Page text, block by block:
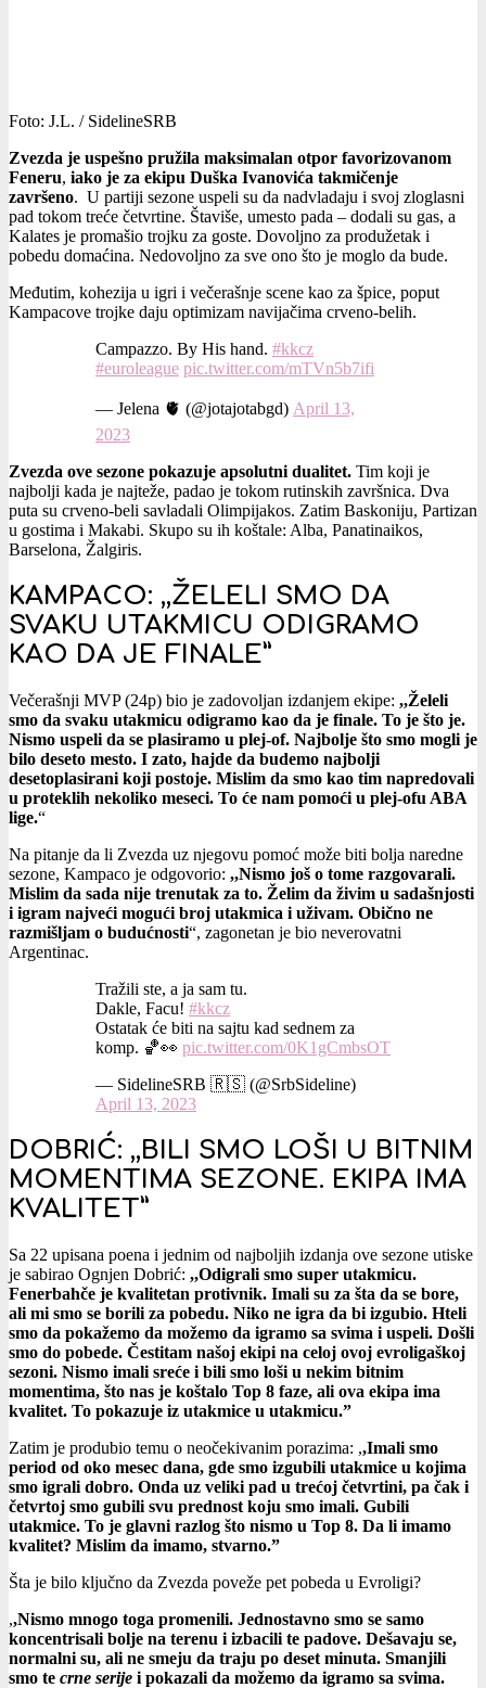
Foto: J.L. / SidelineSRB
Zvezda je uspešno pružila maksimalan otpor favorizovanom
Feneru, iako je za ekipu Duška Ivanovića takmičenje
završeno. U partiji sezone uspeli su da nadvladaju i svoj zloglasni
pad tokom treće četvrtine. Štaviše, umesto pada – dodali su gas, a
Kalates je promašio trojku za goste. Dovoljno za produžetak i
pobedu domaćina. Nedovoljno za sve ono što je moglo da bude.
Međutim, kohezija u igri i večerašnje scene kao za špice, poput
Kampacove trojke daju optimizam navijačima crveno-belih.
Campazzo. By His hand. #kkcz
#euroleague pic.twitter.com/mTVn5b7ifi
— Jelena 🫀 (@jotajotabgd) April 13,
2023
Zvezda ove sezone pokazuje apsolutni dualitet. Tim koji je
najbolji kada je najteže, padao je tokom rutinskih završnica. Dva
puta su crveno-beli savladali Olimpijakos. Zatim Baskoniju, Partizan
u gostima i Makabi. Skupo su ih koštale: Alba, Panatinaikos,
Barselona, Žalgiris.
KAMPACO: ,,ŽELELI SMO DA
SVAKU UTAKMICU ODIGRAMO
KAO DA JE FINALE”
Večerašnji MVP (24p) bio je zadovoljan izdanjem ekipe: ,,Želeli
smo da svaku utakmicu odigramo kao da je finale. To je što je.
Nismo uspeli da se plasiramo u plej-of. Najbolje što smo mogli je
bilo deseto mesto. I zato, hajde da budemo najbolji
desetoplasirani koji postoje. Mislim da smo kao tim napredovali
u proteklih nekoliko meseci. To će nam pomoći u plej-ofu ABA
lige.“
Na pitanje da li Zvezda uz njegovu pomoć može biti bolja naredne
sezone, Kampaco je odgovorio: ,,Nismo još o tome razgovarali.
Mislim da sada nije trenutak za to. Želim da živim u sadašnjosti
i igram najveći mogući broj utakmica i uživam. Obično ne
razmišljam o budućnosti“, zagonetan je bio neverovatni
Argentinac.
Tražili ste, a ja sam tu.
Dakle, Facu! #kkcz
Ostatak će biti na sajtu kad sednem za
komp. 🏀👀 pic.twitter.com/0K1gCmbsOT
— SidelineSRB 🇷🇸 (@SrbSideline)
April 13, 2023
DOBRIĆ: ,,BILI SMO LOŠI U BITNIM
MOMENTIMA SEZONE. EKIPA IMA
KVALITET”
Sa 22 upisana poena i jednim od najboljih izdanja ove sezone utiske
je sabirao Ognjen Dobrić: ,,Odigrali smo super utakmicu.
Fenerbahče je kvalitetan protivnik. Imali su za šta da se bore,
ali mi smo se borili za pobedu. Niko ne igra da bi izgubio. Hteli
smo da pokažemo da možemo da igramo sa svima i uspeli. Došli
smo do pobede. Čestitam našoj ekipi na celoj ovoj evroligaškoj
sezoni. Nismo imali sreće i bili smo loši u nekim bitnim
momentima, što nas je koštalo Top 8 faze, ali ova ekipa ima
kvalitet. To pokazuje iz utakmice u utakmicu.”
Zatim je produbio temu o neočekivanim porazima: ,,Imali smo
period od oko mesec dana, gde smo izgubili utakmice u kojima
smo igrali dobro. Onda uz veliki pad u trećoj četvrtini, pa čak i
četvrtoj smo gubili svu prednost koju smo imali. Gubili
utakmice. To je glavni razlog što nismo u Top 8. Da li imamo
kvalitet? Mislim da imamo, stvarno.”
Šta je bilo ključno da Zvezda poveže pet pobeda u Evroligi?
,,Nismo mnogo toga promenili. Jednostavno smo se samo
koncentrisali bolje na terenu i izbacili te padove. Dešavaju se,
normalni su, ali ne smeju da traju po deset minuta. Smanjili
smo te crne serije i pokazali da možemo da igramo sa svima.